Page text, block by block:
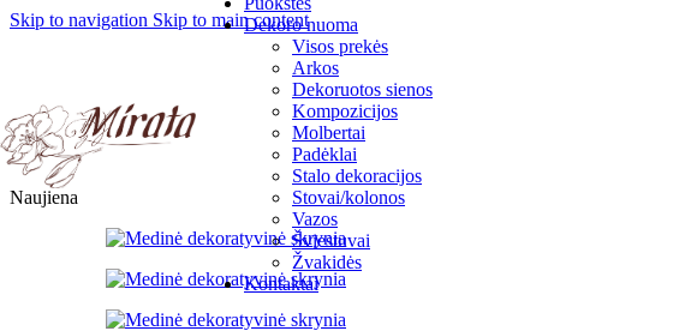
Skip to navigation Skip to main content
Dekoro nuoma
Visos prekės
Arkos
Dekoruotos sienos
Kompozicijos
Molbertai
Padėklai
Stalo dekoracijos
Stovai/kolonos
Vazos
Šviestuvai
Žvakidės
Kontaktai
Naujiena